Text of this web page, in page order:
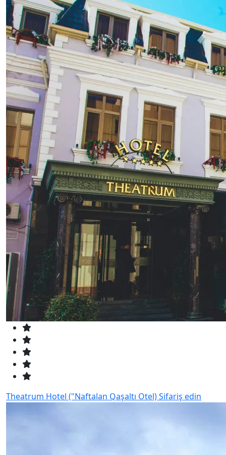
Theatrum Hotel ("Naftalan Qaşaltı Otel)Sifariş edin